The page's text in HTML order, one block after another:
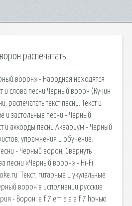
распечатать
ворон» - Народная находятся
и слова песни Черный ворон (Кучин
распечатать текст песни. Текст и
и застольные песни - Черный
и аккорды песни Аквариум - Черный
упражнения и обучение.
- Черный ворон, Свернуть
песни «Черный ворон» - Hi-Fi
Текст, гитарные и укулельные
ворон в исполнении русские
- Ворон: e f 7 em a e e f 7 hочью